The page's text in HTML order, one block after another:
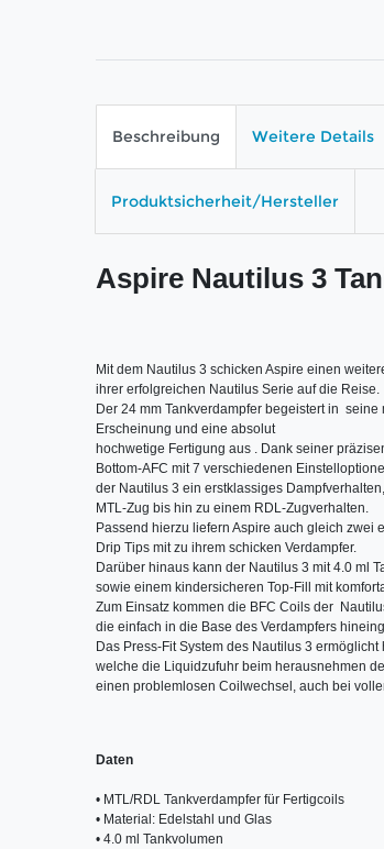
Beschreibung Weitere Details
Produktsicherheit/Hersteller
Aspire Nautilus 3
Mit dem Nautilus 3 schicken Aspire einen
ihrer erfolgreichen Nautilus Serie auf die Reise.
Der 24 mm Tankverdampfer begeistert in  seine
Erscheinung und eine absolut
hochwetige Fertigung aus . Dank seiner
Bottom-AFC mit 7 verschiedenen
der Nautilus 3 ein erstklassiges
MTL-Zug bis hin zu einem RDL-Zugverhalten.
Passend hierzu liefern Aspire auch gleich zwei
Drip Tips mit zu ihrem schicken Verdampfer.
Darüber hinaus kann der Nautilus 3 mit 4.0 ml
sowie einem kindersicheren Top-Fill mit
Zum Einsatz kommen die BFC Coils der
die einfach in die Base des Verdampfers
Das Press-Fit System des Nautilus 3
welche die Liquidzufuhr beim herausnehmen
einen problemlosen Coilwechsel, auch bei
Daten
• MTL/RDL Tankverdampfer für Fertigcoils
• Material: Edelstahl und Glas
• 4.0 ml Tankvolumen